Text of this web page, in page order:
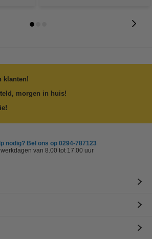
klanten!
morgen in huis!
nodig? Bel ons op 0294-787123
van 8.00 tot 17.00 uur